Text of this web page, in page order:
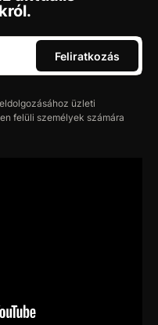
Feliratkozás
üzleti
felüli személyek számára